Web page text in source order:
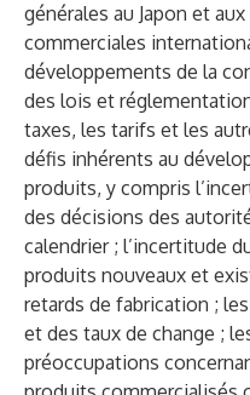
générales au Japon et
commerciales
développements de la
des lois et
taxes, les tarifs et les
défis inhérents au
produits, y compris
des décisions des
calendrier ; l’incertitude
produits nouveaux et
retards de fabrication ;
et des taux de change ;
préoccupations